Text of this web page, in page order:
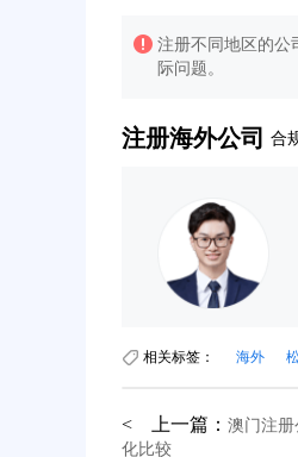
注册不同地区的公
际问题。
注册海外公司 合
相关标签： 海外
< 上一篇： 澳门注
化比较
39分钟前用户提问：